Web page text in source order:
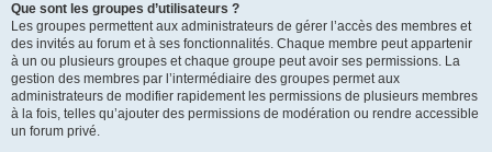
Que sont les groupes d’utilisateurs ?
Les groupes permettent aux administrateurs de gérer l’accès des membres et
des invités au forum et à ses fonctionnalités. Chaque membre peut appartenir
à un ou plusieurs groupes et chaque groupe peut avoir ses permissions. La
gestion des membres par l’intermédiaire des groupes permet aux
administrateurs de modifier rapidement les permissions de plusieurs membres
à la fois, telles qu’ajouter des permissions de modération ou rendre accessible
un forum privé.